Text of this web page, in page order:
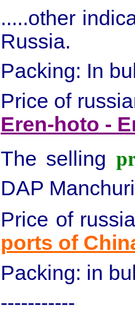
.....other
Russia.
Packing: In
Price of
Eren-hoto -
The selling
DAP
Price of
ports of
Packing: in
-----------